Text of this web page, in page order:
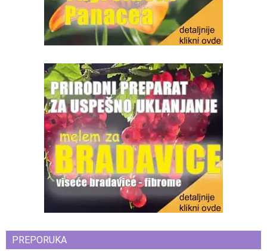
PREPORUKA